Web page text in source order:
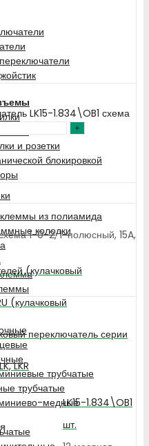
и розетки
блокировкой
из полиамида
колодки
трубчатые
трубчатые
медные
LK15-1.834\OB1 схема
1-0-2, 1-полюсный, 15A,
(кулачковый
(кулачковый
переключатель серии
LKR
LK15-1.834\OB1
шт.